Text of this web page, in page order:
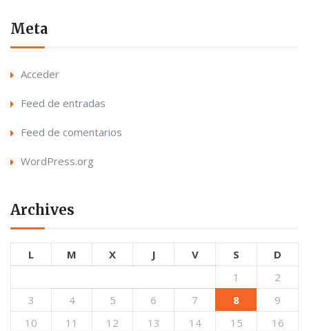
Meta
Acceder
Feed de entradas
Feed de comentarios
WordPress.org
Archives
L M X J V S
D
1
2
3
4 5 6 7 8
9
10
11 12 13 14 15
16